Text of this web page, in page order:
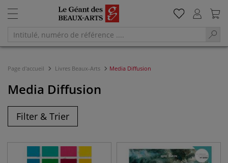
Page d'accueil Livres Beaux-Arts Media Diffusion
Media Diffusion
Filter & Trier